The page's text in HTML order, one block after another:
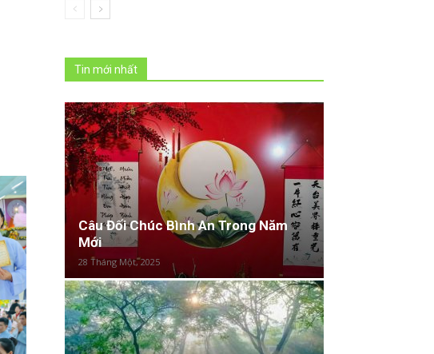
Tin mới nhất
Câu Đối Chúc Bình An Trong Năm
Mới
28 Tháng Một, 2025